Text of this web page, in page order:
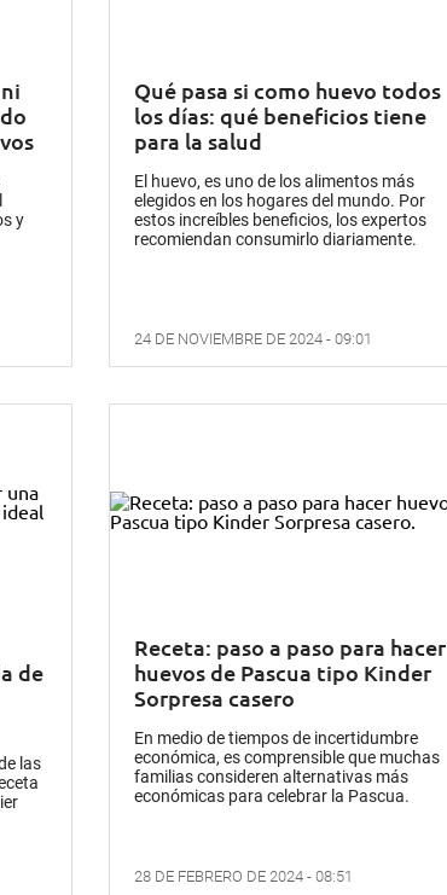
y
Qué pasa si como huevo todos
los días: qué beneficios tiene
para la salud
El huevo, es uno de los alimentos más
elegidos en los hogares del mundo. Por
estos increíbles beneficios, los expertos
recomiendan consumirlo diariamente.
24 DE NOVIEMBRE DE 2024 - 09:01
de
las
Receta: paso a paso para hacer
huevos de Pascua tipo Kinder
Sorpresa casero
En medio de tiempos de incertidumbre
económica, es comprensible que muchas
familias consideren alternativas más
económicas para celebrar la Pascua.
28 DE FEBRERO DE 2024 - 08:51